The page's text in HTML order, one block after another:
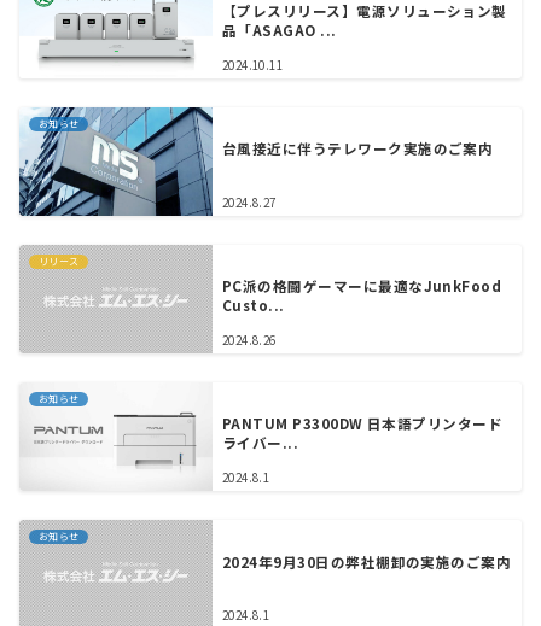
【プレスリリース】電源ソリューション製
品「ASAGAO ...
2024.10.11
お知らせ
台風接近に伴うテレワーク実施のご案内
2024.8.27
リリース
PC派の格闘ゲーマーに最適なJunkFood
Custo...
2024.8.26
お知らせ
PANTUM P3300DW 日本語プリンタード
ライバー...
2024.8.1
お知らせ
2024年9月30日の弊社棚卸の実施のご案内
2024.8.1